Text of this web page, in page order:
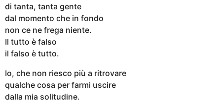
di tanta, tanta gente
dal momento che in fondo
non ce ne frega niente.
Il tutto è falso
il falso è tutto.
Io, che non riesco più a ritrovare
qualche cosa per farmi uscire
dalla mia solitudine.